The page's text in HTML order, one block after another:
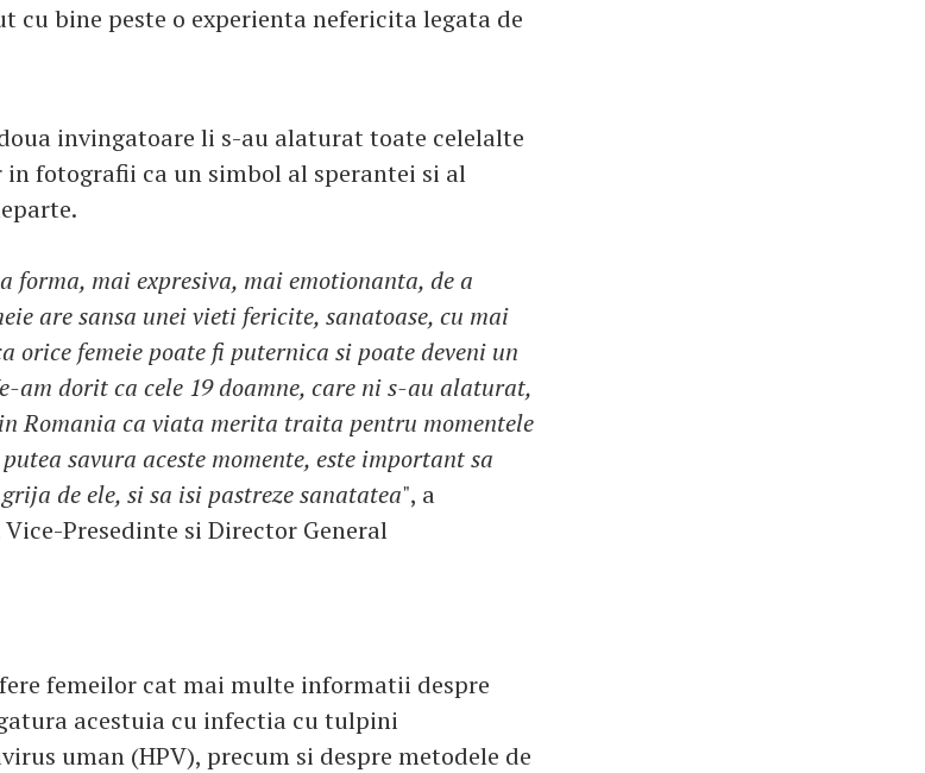
cu bine peste o experienta nefericita legata de
invingatoare li s-au alaturat toate celelalte
in fotografii ca un simbol al sperantei si al
forma, mai expresiva, mai emotionanta, de a
are sansa unei vieti fericite, sanatoase, cu mai
orice femeie poate fi puternica si poate deveni un
am dorit ca cele 19 doamne, care ni s-au alaturat,
Romania ca viata merita traita pentru momentele
savura aceste momente, este important sa
de ele, si sa isi pastreze sanatatea", a
Presedinte si Director General
femeilor cat mai multe informatii despre
acestuia cu infectia cu tulpini
uman (HPV), precum si despre metodele de